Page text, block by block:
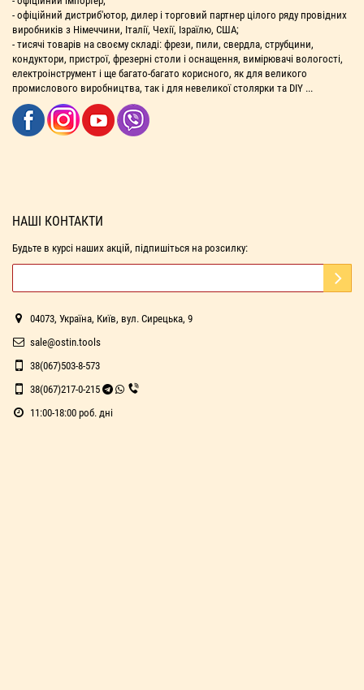
- офіційний дистриб'ютор, дилер і торговий партнер цілого ряду провідних
виробників з Німеччини, Італії, Чехії, Ізраїлю, США;
- тисячі товарів на своєму складі: фрези, пили, свердла, струбцини,
кондуктори, пристрої, фрезерні столи і оснащення, вимірювачі вологості,
електроінструмент і ще багато-багато корисного, як для великого
промислового виробництва, так і для невеликої столярки та DIY ...
НАШІ КОНТАКТИ
Будьте в курсі наших акцій, підпишіться на розсилку:
04073, Україна, Київ, вул. Сирецька, 9
sale@ostin.tools
38(067)503-8-573
38(067)217-0-215
11:00-18:00 роб. дні